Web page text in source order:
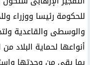
للحكومة رئيسا ووزراء
والوسطى والقاعدية
أنواعها لحماية البلاد